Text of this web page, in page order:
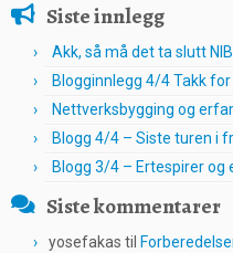
Siste innlegg
Akk, så må det ta slutt
Blogginnlegg 4/4 Takk
Nettverksbygging og
Blogg 4/4 – Siste turen i
Blogg 3/4 – Ertespirer og
Siste kommentarer
yosefakas til